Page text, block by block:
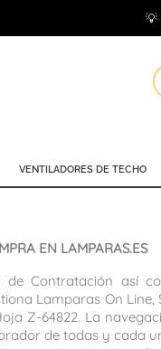
💡
VENTILADORES DE TECHO
EN LAMPARAS.ES
de Contratación así
Lamparas On
Z-64822. La
de todas y cada